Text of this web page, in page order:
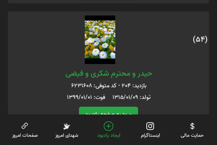
(54)
حیدر و محترم شکری و فیضی
بازدید: 204 - کد متوفی: 6231608
تولد: 1315/01/09 فوت: 1399/01/01
ورود به صفحه یادبود
حمایت مالی اینستاگرام ایجاد یادبود شهدای امروز صفحات امروز